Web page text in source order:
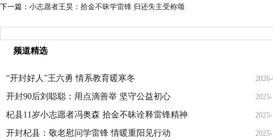
下一篇： 小志愿者王昊：拾金不昧学雷锋 归还失主受称颂
频道精选
“开封好人”王六勇 情系教育暖寒冬
开封90后刘聪聪：用点滴善举 坚守公益初心
杞县11岁小志愿者冯奥森 拾金不昧诠释雷锋精神
开封杞县：敬老慰问学雷锋 情暖重阳见行动